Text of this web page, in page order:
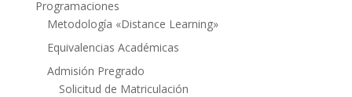
Programaciones
Metodología «Distance Learning»
Equivalencias Académicas
Admisión Pregrado
Solicitud de Matriculación